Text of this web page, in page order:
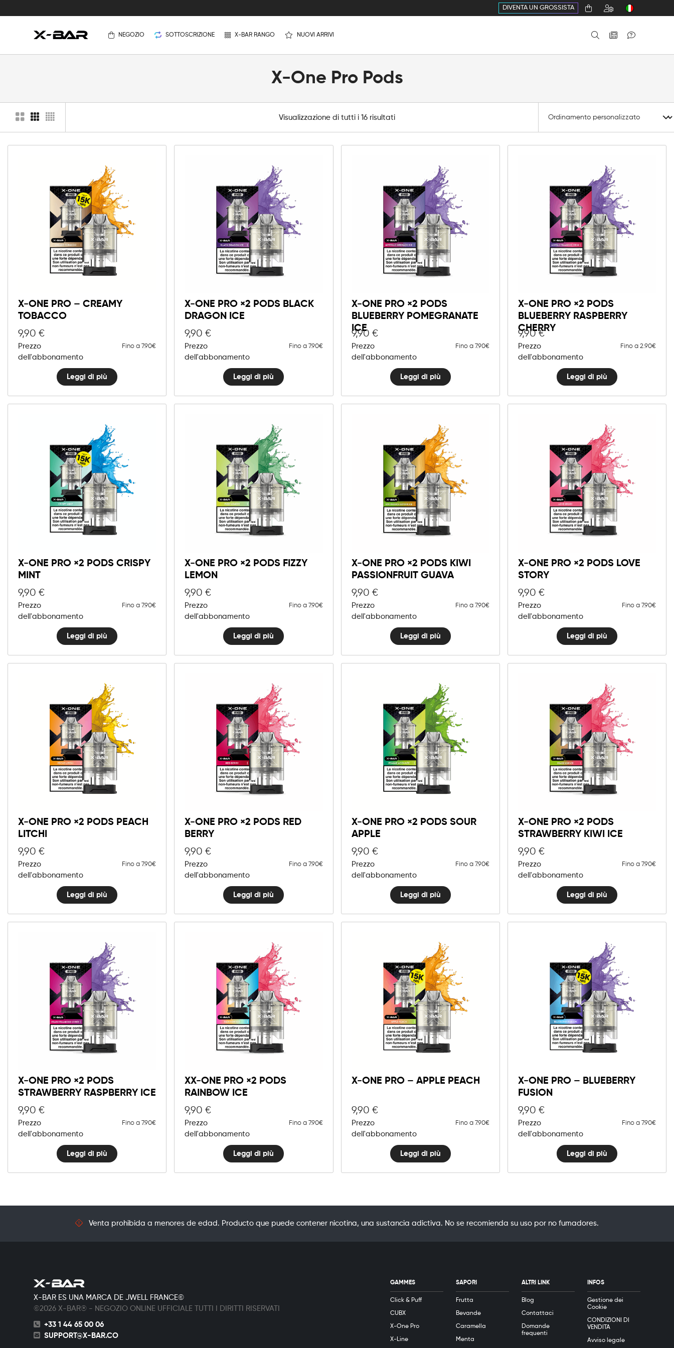
DIVENTA UN GROSSISTA
NEGOZIO SOTTOSCRIZIONE X-BAR RANGO NUOVI ARRIVI
X-One Pro Pods
Visualizzazione di tutti i 16 risultati
X-ONE PRO – CREAMY
TOBACCO
9,90 €
Prezzo
dell'abbonamento
Fino a 7.90€
Leggi di più
X-ONE PRO ×2 PODS BLACK
DRAGON ICE
9,90€
Prezzo
dell'abbonamento
Fino a 7.90€
Leggi di più
X-ONE PRO ×2 PODS
BLUEBERRY POMEGRANATE
ICE
9,90 €
Prezzo
dell'abbonamento
Fino a 7.90€
Leggi di più
X-ONE PRO ×2 PODS
BLUEBERRY RASPBERRY
CHERRY
9,90€
Prezzo
dell'abbonamento
Fino a 2.90€
Leggi di più
X-ONE PRO ×2 PODS CRISPY
MINT
9,90 €
Prezzo
dell'abbonamento
Fino a 7.90€
Leggi di più
X-ONE PRO ×2 PODS FIZZY
LEMON
9,90€
Prezzo
dell'abbonamento
Fino a 7.90€
Leggi di più
X-ONE PRO ×2 PODS KIWI
PASSIONFRUIT GUAVA
9,90 €
Prezzo
dell'abbonamento
Fino a 7.90€
Leggi di più
X-ONE PRO ×2 PODS LOVE
STORY
9,90 €
Prezzo
dell'abbonamento
Fino a 7.90€
Leggi di più
X-ONE PRO ×2 PODS PEACH
LITCHI
9,90 €
Prezzo
dell'abbonamento
Fino a 7.90€
Leggi di più
X-ONE PRO ×2 PODS RED
BERRY
9,90€
Prezzo
dell'abbonamento
Fino a 7.90€
Leggi di più
X-ONE PRO ×2 PODS SOUR
APPLE
9,90 €
Prezzo
dell'abbonamento
Fino a 7.90€
Leggi di più
X-ONE PRO ×2 PODS
STRAWBERRY KIWI ICE
9,90 €
Prezzo
dell'abbonamento
Fino a 7.90€
Leggi di più
X-ONE PRO ×2 PODS
STRAWBERRY RASPBERRY ICE
9,90 €
Prezzo
dell'abbonamento
Fino a 7.90€
Leggi di più
XX-ONE PRO ×2 PODS
RAINBOW ICE
9,90€
Prezzo
dell'abbonamento
Fino a 7.90€
Leggi di più
X-ONE PRO – APPLE PEACH
9,90 €
Prezzo
dell'abbonamento
Fino a 7.90€
Leggi di più
X-ONE PRO – BLUEBERRY
FUSION
9,90 €
Prezzo
dell'abbonamento
Fino a 7.90€
Leggi di più
Venta prohibida a menores de edad. Producto que puede contener nicotina, una sustancia adictiva. No se recomienda su uso por no fumadores.
X-BAR ES UNA MARCA DE JWELL FRANCE©
©2026 X-BAR® - NEGOZIO ONLINE UFFICIALE TUTTI I DIRITTI RISERVATI
+33 1 44 65 00 06
SUPPORT@X-BAR.CO
GAMMES
Click & Puff
CUBX
X-One Pro
X-Line
SAPORI
Frutta
Bevande
Caramella
Menta
ALTRI LINK
Blog
Contattaci
Domande
frequenti
INFOS
Gestione dei
Cookie
CONDIZIONI DI
VENDITA
Avviso legale